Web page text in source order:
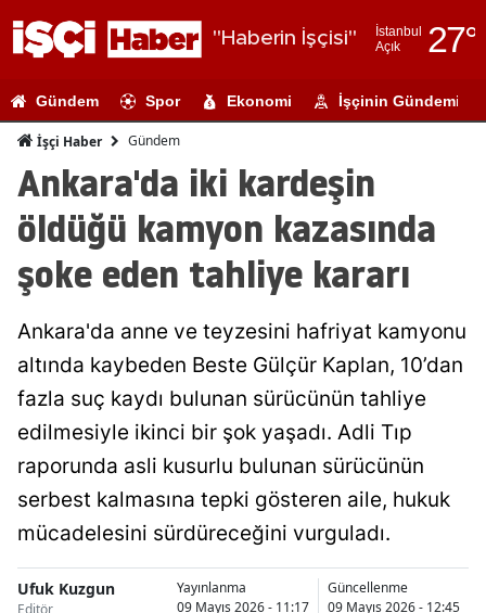
"Haberin İşçisi"
İstanbul
Açık
27°
Adıyaman
Amasya
Ankara
Antalya
Artvin
Balıkesir
Bilecik
Bitlis
Gündem Spor Ekonomi İşçinin Gündemi
İşçi Haber Gündem
Ankara'da iki kardeşin
öldüğü kamyon kazasında
şoke eden tahliye kararı
Ankara'da anne ve teyzesini hafriyat kamyonu
altında kaybeden Beste Gülçür Kaplan, 10’dan
fazla suç kaydı bulunan sürücünün tahliye
edilmesiyle ikinci bir şok yaşadı. Adli Tıp
raporunda asli kusurlu bulunan sürücünün
serbest kalmasına tepki gösteren aile, hukuk
mücadelesini sürdüreceğini vurguladı.
Ufuk Kuzgun
Editör
Yayınlanma
09 Mayıs 2026 - 11:17
Güncellenme
09 Mayıs 2026 - 12:45